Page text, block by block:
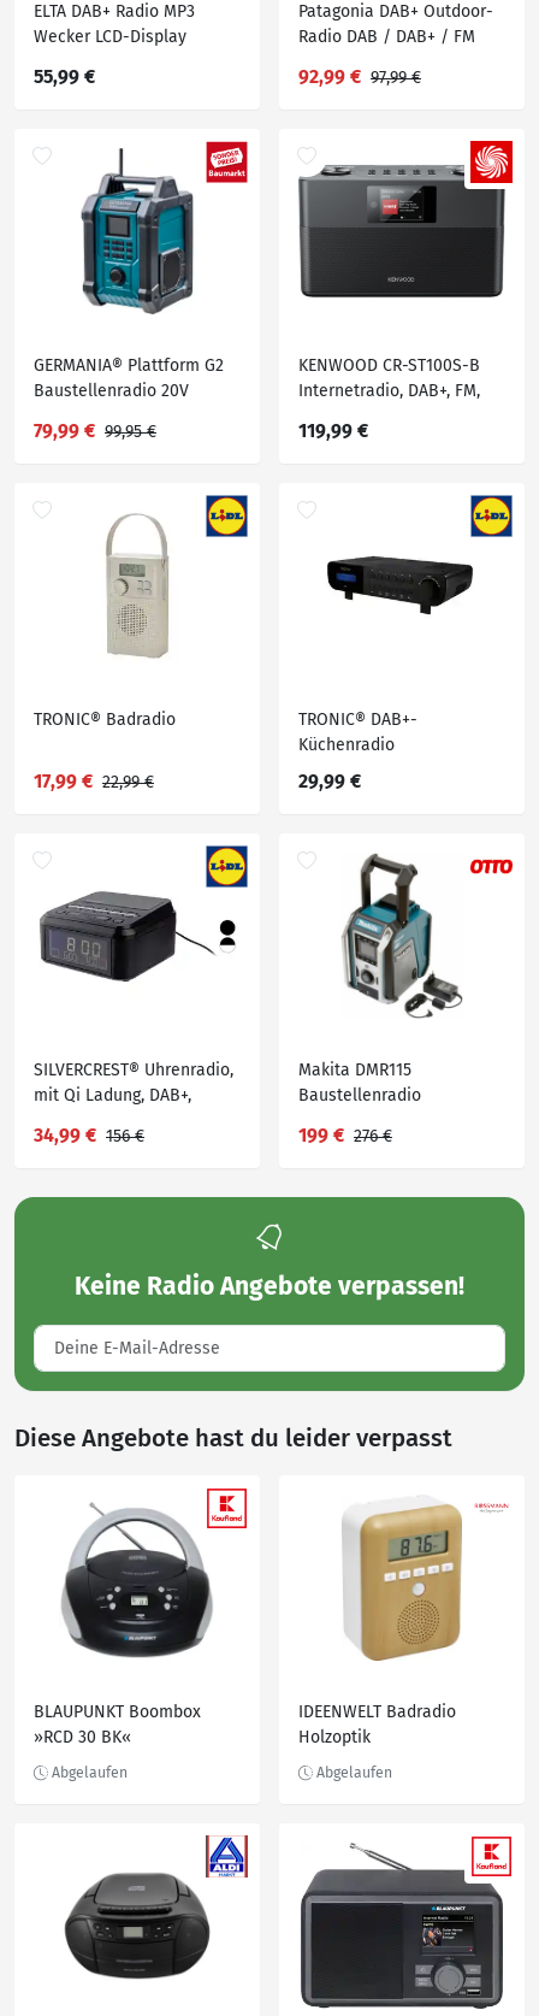
ELTA DAB+ Radio MP3
Wecker LCD-Display
55,99 €
Patagonia DAB+ Outdoor-
Radio DAB / DAB+ / FM
Alarm wasserdicht Grün
92,99 € 97,99 €
GERMANIA® Plattform G2
Baustellenradio 20V
79,99 € 99,95 €
KENWOOD CR-ST100S-B
Internetradio, DAB+, FM,
Schwarz, Schwarz
119,99 €
TRONIC® Badradio
17,99 € 22,99 €
TRONIC® DAB+-
Küchenradio
29,99 €
SILVERCREST® Uhrenradio,
mit Qi Ladung, DAB+,
34,99 € 156 €
Makita DMR115
Baustellenradio
Tuner, 12V, Bluetooth-
Blau|schwarz|silberfarben
199 € 276 €
Keine Radio Angebote verpassen!
Diese Angebote hast du leider verpasst
BLAUPUNKT Boombox
»RCD 30 BK«
IDEENWELT Badradio
Holzoptik